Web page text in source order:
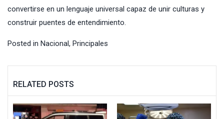
convertirse en un lenguaje universal capaz de unir culturas y
construir puentes de entendimiento.
Posted in Nacional, Principales
RELATED POSTS